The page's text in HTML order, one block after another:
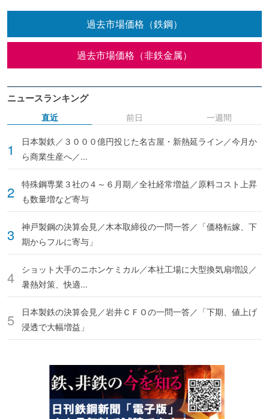
過去市場価格（鉄鋼）
過去市場価格（非鉄金属）
ニュースランキング
直近
日本製鉄／３０００億円投じた名古屋・新熱延ライン／今月か
ら商業生産へ／...
特殊鋼専業３社の４～６月期／全社経常増益／原料コスト上昇
も数量増など寄与
神戸製鋼の決算会見／木本取締役の一問一答／「価格転嫁、下
期からフルに寄与」
ショット大手のニホンケミカル／本社工場に大型換気扇増設／
暑熱対策、快適...
日本製鉄の決算会見／岩井ＣＦＯの一問一答／「下期、値上げ
浸透で大幅増益」
前日 一週間